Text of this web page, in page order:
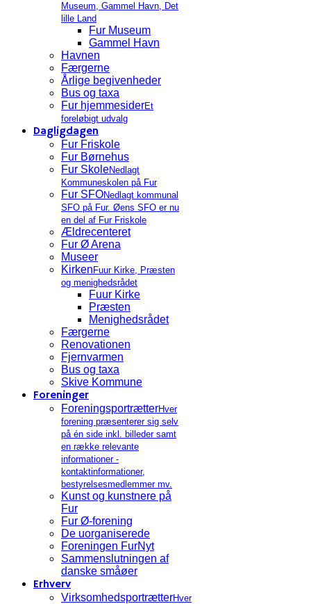
Museum, Gammel Havn, Det
lille Land
Fur Museum
Gammel Havn
Havnen
Færgerne
Årlige begivenheder
Bus og taxa
Fur hjemmesiderEt
foreløbigt udvalg
Dagligdagen
Fur Friskole
Fur Børnehus
Fur SkoleNedlagt
Kommuneskolen på Fur
Fur SFONedlagt kommunal
SFO på Fur. Øens SFO er nu
en del af Fur Friskole
Ældrecenteret
Fur Ø Arena
Museer
Kirken Fuur Kirke, Præsten
og menighedsrådet
Fuur Kirke
Præsten
Menighedsrådet
Færgerne
Renovationen
Fjernvarmen
Bus og taxa
Skive Kommune
Foreninger
ForeningsportrætterHver
forening præsenterer sig selv
på én side inkl. billeder samt
en række relevante
informationer -
kontaktinformationer,
bestyrelsesmedlemmer mv.
Kunst og kunstnere på
Fur
Fur Ø-forening
De uorganiserede
Foreningen FurNyt
Sammenslutningen af
danske småøer
Erhverv
VirksomhedsportrætterHver